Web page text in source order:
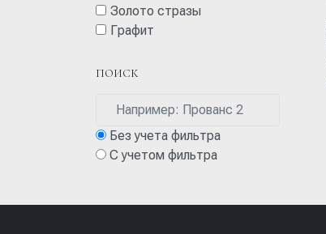
Золото стразы
Графит
ПОИСК
Без учета фильтра
С учетом фильтра